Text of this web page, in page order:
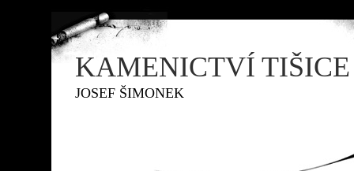
KAMENICTVÍ TIŠICE
JOSEF ŠIMONEK